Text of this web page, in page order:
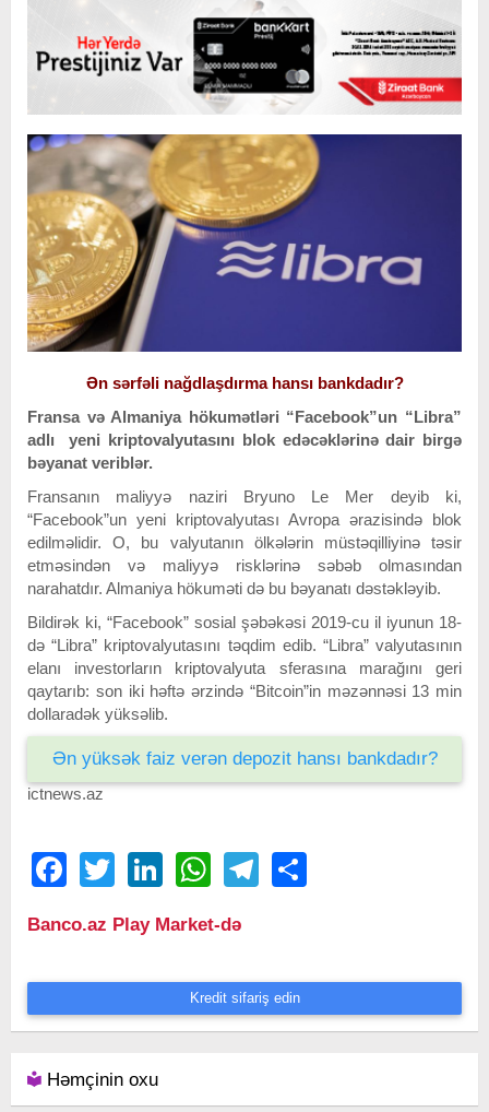
Ən sərfəli nağdlaşdırma hansı bankdadır?
Fransa və Almaniya hökumətləri “Facebook”un “Libra”
adlı yeni kriptovalyutasını blok edəcəklərinə dair birgə
bəyanat veriblər.
Fransanın maliyyə naziri Bryuno Le Mer deyib ki,
“Facebook”un yeni kriptovalyutası Avropa ərazisində blok
edilməlidir. O, bu valyutanın ölkələrin müstəqilliyinə təsir
etməsindən və maliyyə risklərinə səbəb olmasından
narahatdır. Almaniya hökuməti də bu bəyanatı dəstəkləyib.
Bildirək ki, “Facebook” sosial şəbəkəsi 2019-cu il iyunun 18-
də “Libra” kriptovalyutasını təqdim edib. “Libra” valyutasının
elanı investorların kriptovalyuta sferasına marağını geri
qaytarıb: son iki həftə ərzində “Bitcoin”in məzənnəsi 13 min
dollaradək yüksəlib.
Ən yüksək faiz verən depozit hansı bankdadır?
ictnews.az
FacebookTwitter LinkedIn WhatsAppTelegram
Banco.az Play Market-də
Kredit sifariş edin
Həmçinin oxu